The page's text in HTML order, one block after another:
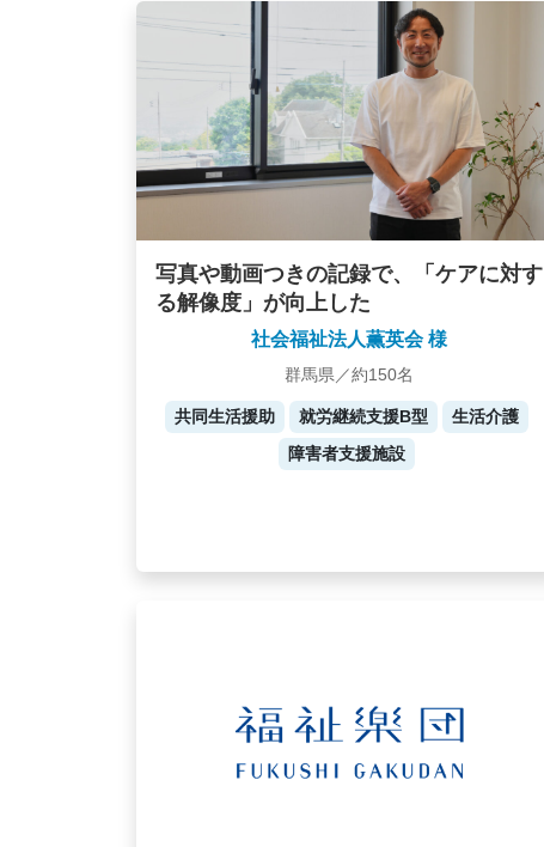
写真や動画つきの記録で、「ケアに対す
る解像度」が向上した
社会福祉法人薫英会 様
群馬県／約150名
共同生活援助 就労継続支援B型
生活介護
障害者支援施設